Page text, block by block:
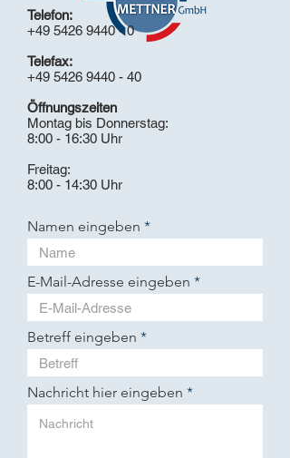
Telefon:
+49 5426 9440 - 0
Telefax:
+49 5426 9440 - 40
Öffnungszeiten
Montag bis Donnerstag:
8:00 - 16:30 Uhr
​​Freitag:
8:00 - 14:30 Uhr
Namen eingeben
E-Mail-Adresse eingeben
Betreff eingeben
Nachricht hier eingeben